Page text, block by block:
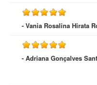
- Vania Rosalina Hirata
- Adriana Gonçalves